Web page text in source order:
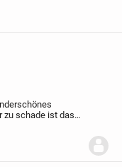
zu schade ist das